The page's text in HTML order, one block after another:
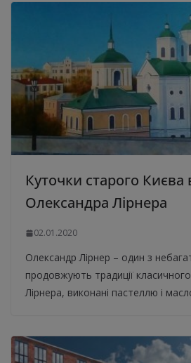
Куточки старого Києва
Олександра Лірнера
02.01.2020
Олександр Лірнер – один з
продовжують традиції
Лірнера, виконані пастеллю і